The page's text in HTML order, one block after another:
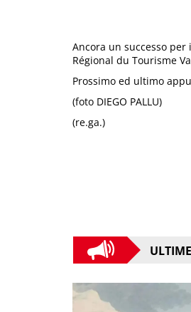
Ancora un successo
Régional du Tourisme
Prossimo ed ultimo
(foto DIEGO PALLU)
(re.ga.)